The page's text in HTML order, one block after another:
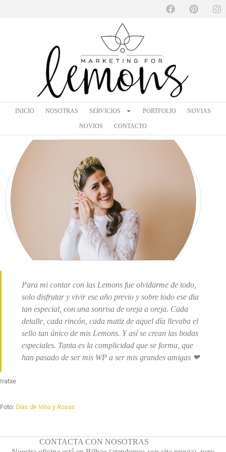
INICIO NOSOTRAS SERVICIOS PORTFOLIO NOVIAS
NOVIOS CONTACTO
NOSOTRAS SERVICIOS PORTFOLIO NOVIAS
NOVIOS CONTACTO
IRATXE
Para mi contar con las Lemons fue olvidarme de todo,
solo disfrutar y vivir ese año previo y sobre todo ese dia
tan especial, con una sonrisa de oreja a oreja. Cada
detalle, cada rincón, cada matiz de aquel día llevaba el
sello tan único de mis Lemons. Y así se crean las bodas
especiales. Tanta es la complicidad que se forma, que
han pasado de ser mis WP a ser mis grandes amigas ❤
Iratxe
Foto: Días de Vino y Rosas
CONTACTA CON NOSOTRAS